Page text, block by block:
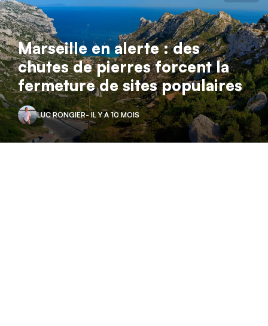
Marseille en alerte : des
chutes de pierres forcent la
fermeture de sites populaires
LUC RONGIER- IL Y A 10 MOIS